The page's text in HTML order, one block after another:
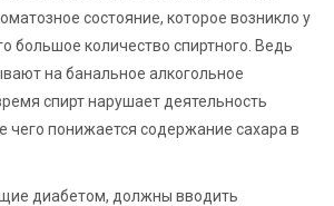
состояние, которое возникло у
большое количество спиртного. Ведь
на банальное алкогольное
спирт нарушает деятельность
чего понижается содержание сахара в
диабетом, должны вводить